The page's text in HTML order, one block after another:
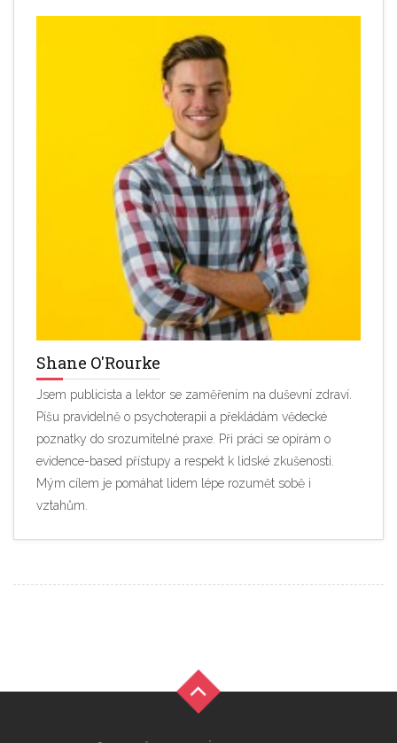
Shane O'Rourke
Jsem publicista a lektor se zaměřením na duševní zdraví.
Píšu pravidelně o psychoterapii a překládám vědecké
poznatky do srozumitelné praxe. Při práci se opírám o
evidence-based přístupy a respekt k lidské zkušenosti.
Mým cílem je pomáhat lidem lépe rozumět sobě i
vztahům.